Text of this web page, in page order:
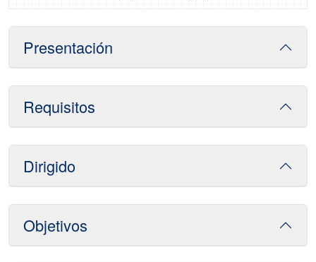
Presentación
Requisitos
Dirigido
Objetivos